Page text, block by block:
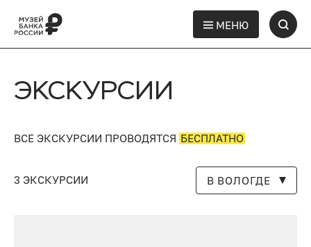
МЕНЮ
ЭКСКУРСИИ
ВСЕ ЭКСКУРСИИ ПРОВОДЯТСЯ БЕСПЛАТНО
3 ЭКСКУРСИИ В ВОЛОГДЕ